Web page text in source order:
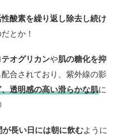
酸素を繰り返し除去し続け
とか！
オグリカンや肌の糖化を抑
配合されており、紫外線の影
透明感の高い滑らかな肌に
長い日には朝に飲むように